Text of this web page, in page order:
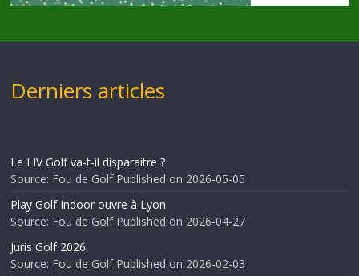
Derniers articles
Le LIV Golf va-t-il disparaitre ?
Source: Fou de Golf Published on 2026-05-05
Play Golf Indoor ouvre à Lyon
Source: Fou de Golf Published on 2026-04-27
Juris Golf 2026
Source: Fou de Golf Published on 2026-02-03